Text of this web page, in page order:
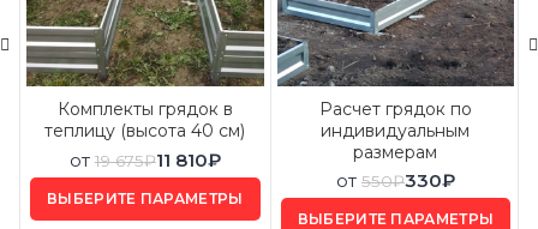
Комплекты грядок в
теплицу (высота 40 см)
от 19 675₽11 810₽
ВЫБЕРИТЕ ПАРАМЕТРЫ
Расчет грядок по
индивидуальным
размерам
от 550₽330₽
ВЫБЕРИТЕ ПАРАМЕТРЫ